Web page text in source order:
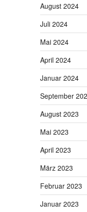
August 2024
Juli 2024
Mai 2024
April 2024
Januar 2024
September
August 2023
Mai 2023
April 2023
März 2023
Februar 2023
Januar 2023